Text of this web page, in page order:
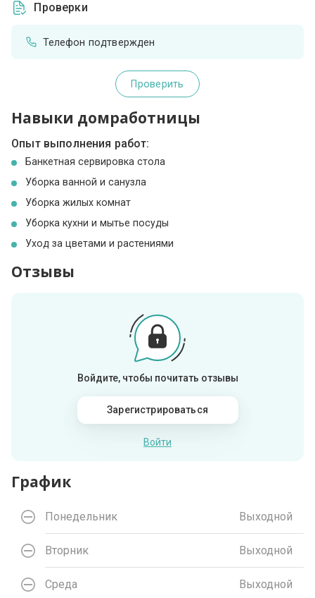
Проверки
Телефон подтвержден
Проверить
Навыки домработницы
Опыт выполнения работ:
Банкетная сервировка стола
Уборка ванной и санузла
Уборка жилых комнат
Уборка кухни и мытье посуды
Уход за цветами и растениями
Отзывы
Войдите, чтобы почитать отзывы
Зарегистрироваться
Войти
График
Понедельник Выходной
Вторник Выходной
Среда Выходной